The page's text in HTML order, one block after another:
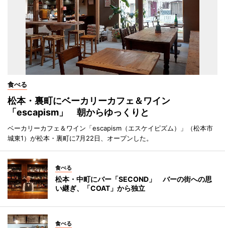
食べる
松本・裏町にベーカリーカフェ＆ワイン
「escapism」 朝からゆっくりと
ベーカリーカフェ＆ワイン「escapism（エスケイピズム）」（松本市
城東1）が松本・裏町に7月22日、オープンした。
食べる
松本・中町にバー「SECOND」 バーの街への思
い継ぎ、「COAT」から独立
食べる